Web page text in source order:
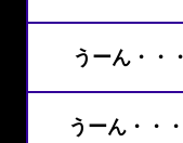
うーん・・
うーん・・